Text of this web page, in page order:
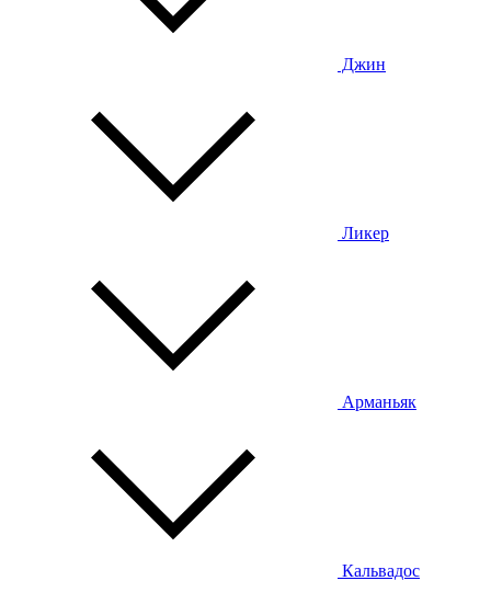
Джин
Ликер
Арманьяк
Кальвадос